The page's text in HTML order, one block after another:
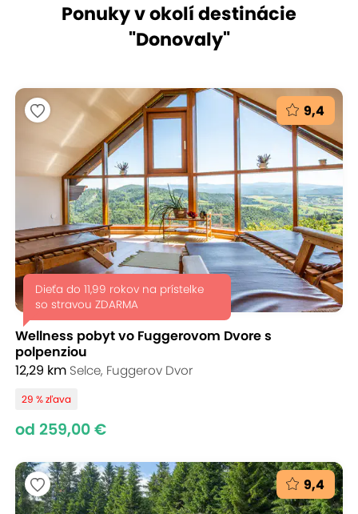
Ponuky v okolí destinácie
"Donovaly"
9,4
Dieťa do 11,99 rokov na prístelke
so stravou ZDARMA
Wellness pobyt vo Fuggerovom Dvore s
polpenziou
12,29 km Selce, Fuggerov Dvor
29 % zľava
od 259,00 €
9,4